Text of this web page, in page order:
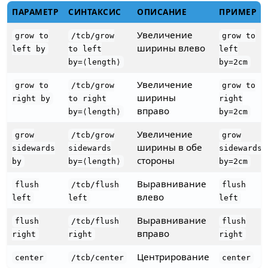
ПАРАМЕТР СИНТАКСИС ОПИСАНИЕ ПРИМЕР
grow to
left by
/tcb/grow
to left
by=⟨length⟩
Увеличение
ширины влево
grow to
left
by=2cm
grow to
right by
/tcb/grow
to right
by=⟨length⟩
Увеличение
ширины
вправо
grow to
right
by=2cm
grow
sidewards
by
/tcb/grow
sidewards
by=⟨length⟩
Увеличение
ширины в обе
стороны
grow
sidewards
by=2cm
flush
left
/tcb/flush
left
Выравнивание
влево
flush
left
flush
right
/tcb/flush
right
Выравнивание
вправо
flush
right
center /tcb/center Центрирование center